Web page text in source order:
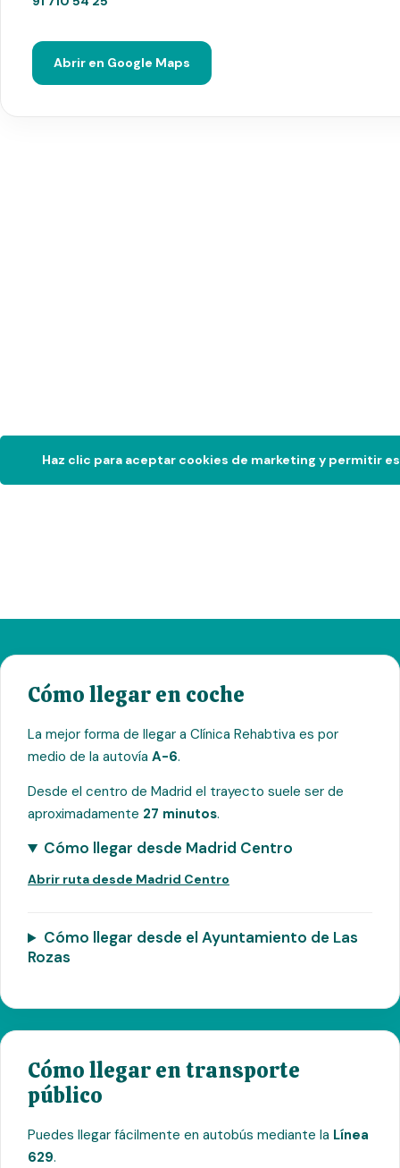
Abrir en Google Maps
Haz clic para aceptar cookies de marketing y permitir
Cómo llegar en coche
La mejor forma de llegar a Clínica Rehabtiva es por
medio de la autovía A-6.
Desde el centro de Madrid el trayecto suele ser de
aproximadamente 27 minutos.
Cómo llegar desde Madrid Centro
Abrir ruta desde Madrid Centro
Cómo llegar desde el Ayuntamiento de Las
Rozas
Cómo llegar en transporte
público
Puedes llegar fácilmente en autobús mediante la Línea
629.